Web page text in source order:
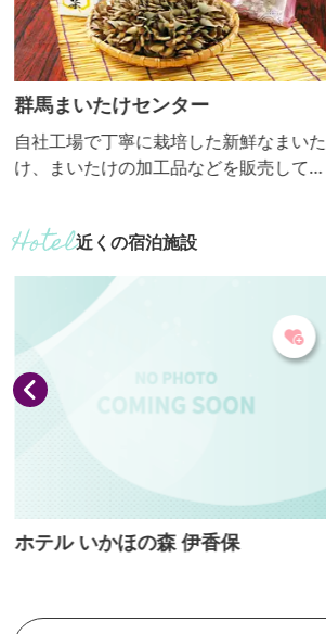
群馬まいたけセンター
自社工場で丁寧に栽培した新鮮なまいた
け、まいたけの加工品などを販売してい
可能で工場見学も可、ゆったりした駐車
場と子ども用トイレ、身障者用トイレな
どがあります。ドライブのご休憩にもお
気軽にお立ち寄りください。
近くの宿泊施設
ホテル いかほの森 伊香保